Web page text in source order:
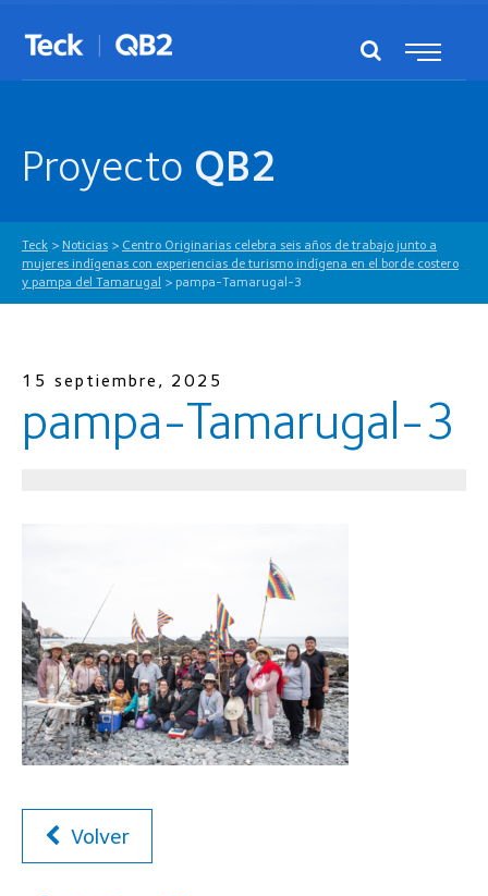
Proyecto QB2
Teck > Noticias > Centro Originarias celebra seis años de trabajo junto a
mujeres indígenas con experiencias de turismo indígena en el borde costero
y pampa del Tamarugal > pampa-Tamarugal-3
15 septiembre, 2025
pampa-Tamarugal-3
Volver